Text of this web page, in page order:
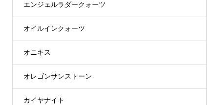
エンジェルラダークォーツ
オイルインクォーツ
オニキス
オレゴンサンストーン
カイヤナイト